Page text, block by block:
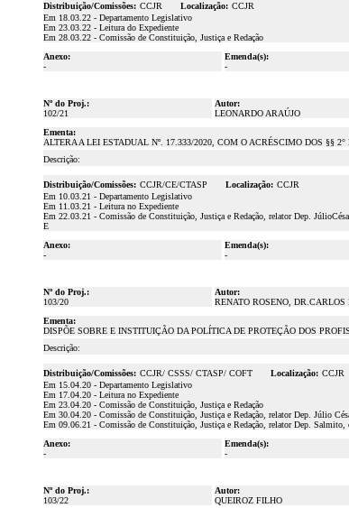
Distribuição/Comissões: CCJR Localização: CCJR
Em 18.03.22 - Departamento Legislativo
Em 23.03.22 - Leitura do Expediente
Em 28.03.22 - Comissão de Constituição, Justiça e Redação
Anexo:
-
Emenda(s):
-
Nº do Proj.:
102/21
Autor:
LEONARDO ARAÚJO
Ementa:
ALTERA A LEI ESTADUAL Nº. 17.333/2020, COM O ACRÉSCIMO DOS §§ 2°
Descrição:
Distribuição/Comissões: CCJR/CE/CTASP Localização: CCJR
Em 10.03.21 - Departamento Legislativo
Em 11.03.21 - Leitura no Expediente
Em 22.03.21 - Comissão de Constituição, Justiça e Redação, relator Dep.
E
Anexo:
-
Emenda(s):
-
Nº do Proj.:
103/20
Autor:
RENATO ROSENO, DR.CARLOS
Ementa:
DISPÕE SOBRE E INSTITUIÇÃO DA POLÍTICA DE PROTEÇÃO DOS
Descrição:
Distribuição/Comissões: CCJR/ CSSS/ CTASP/ COFT Localização: CCJR
Em 15.04.20 - Departamento Legislativo
Em 17.04.20 - Leitura no Expediente
Em 23.04.20 - Comissão de Constituição, Justiça e Redação
Em 30.04.20 - Comissão de Constituição, Justiça e Redação, relator Dep. Júlio
Em 09.06.21 - Comissão de Constituição, Justiça e Redação, relator Dep. Salmito,
Anexo:
-
Emenda(s):
-
Nº do Proj.:
103/22
Autor:
QUEIROZ FILHO